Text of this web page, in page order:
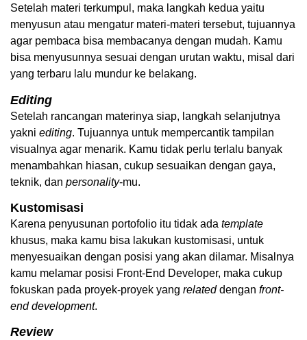
Setelah materi terkumpul, maka langkah kedua yaitu
menyusun atau mengatur materi-materi tersebut, tujuannya
agar pembaca bisa membacanya dengan mudah. Kamu
bisa menyusunnya sesuai dengan urutan waktu, misal dari
yang terbaru lalu mundur ke belakang.
Editing
Setelah rancangan materinya siap, langkah selanjutnya
yakni editing. Tujuannya untuk mempercantik tampilan
visualnya agar menarik. Kamu tidak perlu terlalu banyak
menambahkan hiasan, cukup sesuaikan dengan gaya,
teknik, dan personality-mu.
Kustomisasi
Karena penyusunan portofolio itu tidak ada template
khusus, maka kamu bisa lakukan kustomisasi, untuk
menyesuaikan dengan posisi yang akan dilamar. Misalnya
kamu melamar posisi Front-End Developer, maka cukup
fokuskan pada proyek-proyek yang related dengan front-
end development.
Review